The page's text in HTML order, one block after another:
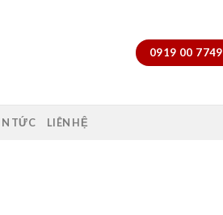
0919 00 7749
TỨC LIÊN HỆ